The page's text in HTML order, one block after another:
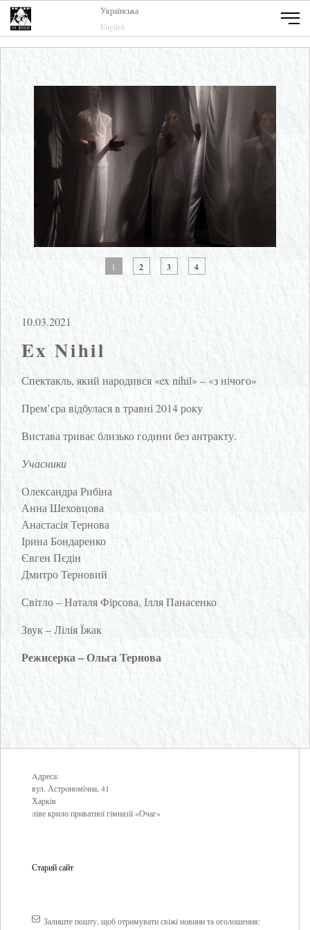
Українська
English
1 2 3 4
10.03.2021
Ex Nihil
Спектакль, який народився «ex nihil» – «з нічого»
Прем’єра відбулася в травні 2014 року
Вистава триває близько години без антракту.
Учасники
Олександра Рибіна
Анна Шеховцова
Анастасія Тернова
Ірина Бондаренко
Євген Пєдін
Дмитро Терновий
Світло – Наталя Фірсова, Ілля Панасенко
Звук – Лілія Їжак
Режисерка – Ольга Тернова
Aдреса:
вул. Астрономічна, 41
Харків
ліве крило приватної гімназії «Очаг»
Старий сайт
Залиште пошту, щоб отримувати свіжі новини та оголошення: